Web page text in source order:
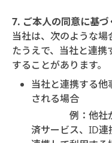
7. ご本人の同意に基
当社は、次のような
たうえで、当社と連
することがあります。
当社と連携する他
される場合
例：他社が提
済サービス、ID連